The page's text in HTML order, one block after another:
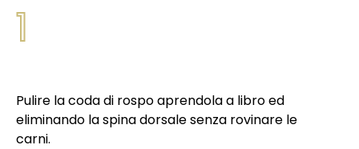
1
Pulire la coda di rospo aprendola a libro ed
eliminando la spina dorsale senza rovinare le
carni.